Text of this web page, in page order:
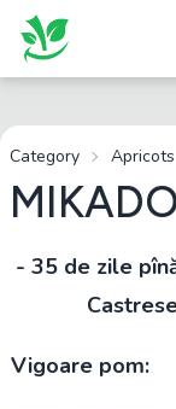
Category Apricots
- 35 de zile
Vigoare pom: